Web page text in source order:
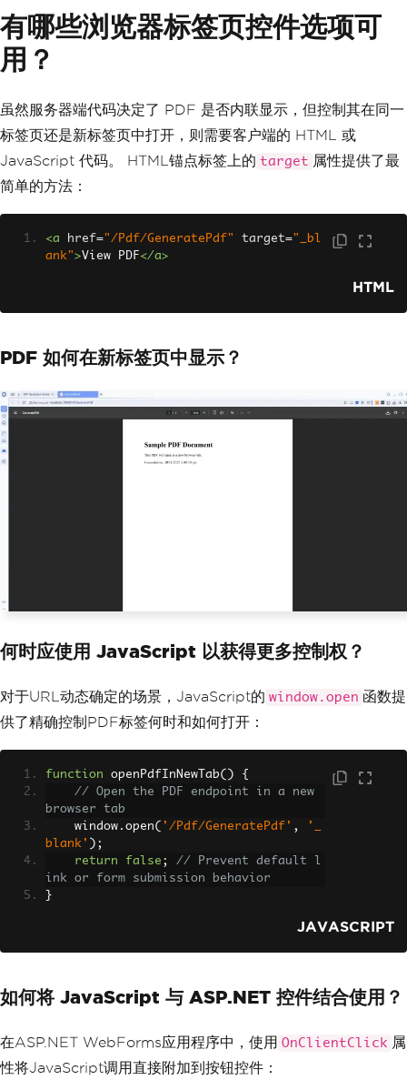
Response.End();
}
有哪些浏览器标签页控件选项可
用？
虽然服务器端代码决定了 PDF 是否内联显示，但控制其在同一
标签页还是新标签页中打开，则需要客户端的 HTML 或
JavaScript 代码。 HTML锚点标签上的 target 属性提供了最
简单的方法：
<a href="/Pdf/GeneratePdf" target="_bl
ank">View PDF</a>
HTML
PDF 如何在新标签页中显示？
何时应使用 JavaScript 以获得更多控制权？
对于URL动态确定的场景，JavaScript的 window.open 函数提
供了精确控制PDF标签何时和如何打开：
function openPdfInNewTab()
{
// Open the PDF endpoint in a new
browser tab
    window
. open( '/Pdf/GeneratePdf' ,
'_
blank' );
return
false ;
// Prevent default l
ink or form submission behavior
}
JAVASCRIPT
如何将 JavaScript 与 ASP.NET 控件结合使用？
在ASP.NET WebForms应用程序中，使用 OnClientClick 属
性将JavaScript调用直接附加到按钮控件：